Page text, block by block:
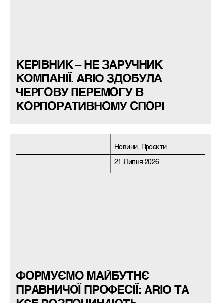
КЕРІВНИК – НЕ ЗАРУЧНИК
КОМПАНІЇ. ARIO ЗДОБУЛА
ЧЕРГОВУ ПЕРЕМОГУ В
КОРПОРАТИВНОМУ СПОРІ
Новини, Проєкти
21 Липня 2026
ФОРМУЄМО МАЙБУТНЄ
ПРАВНИЧОЇ ПРОФЕСІЇ: ARIO ТА